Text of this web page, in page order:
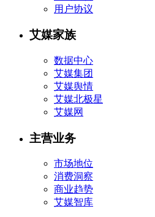
用户协议
艾媒家族
数据中心
艾媒集团
艾媒舆情
艾媒北极星
艾媒网
主营业务
市场地位
消费洞察
商业趋势
艾媒智库